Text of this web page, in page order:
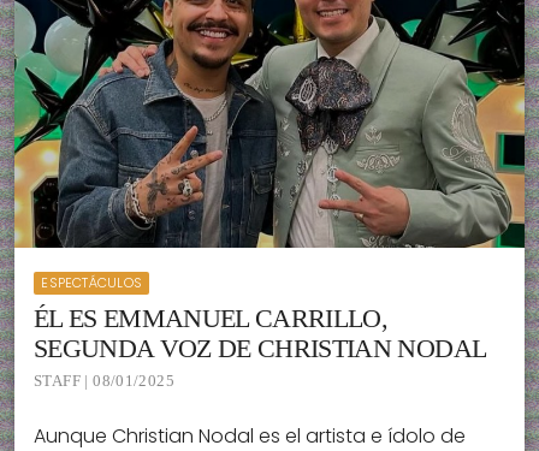
ESPECTÁCULOS
ÉL ES EMMANUEL CARRILLO,
SEGUNDA VOZ DE CHRISTIAN NODAL
STAFF | 08/01/2025
Aunque Christian Nodal es el artista e ídolo de